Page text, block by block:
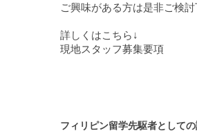
ご興味がある方は是非ご検討
詳しくはこちら↓
現地スタッフ募集要項
フィリピン留学先駆者として